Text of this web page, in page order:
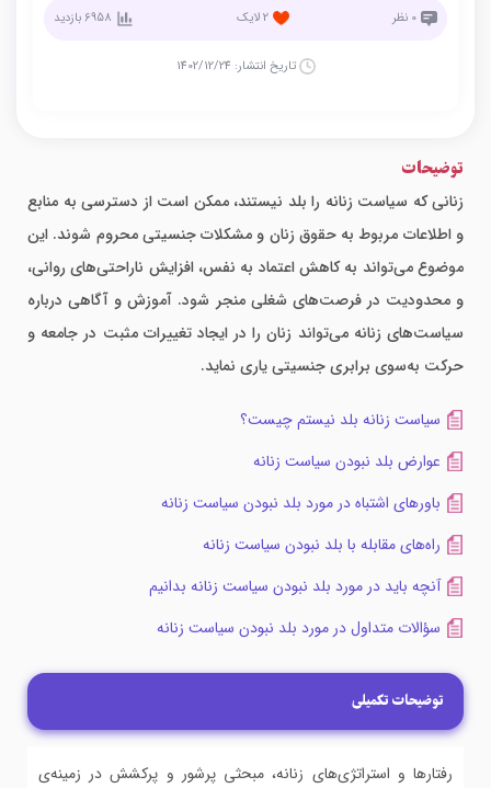
0 نظر 2لایک 6958 بازدید
تاریخ انتشار: 1402/12/24
توضیحات
زنانی که سیاست زنانه را بلد نیستند، ممکن است از دسترسی به منابع
و اطلاعات مربوط به حقوق زنان و مشکلات جنسیتی محروم شوند. این
موضوع می‌تواند به کاهش اعتماد به نفس، افزایش ناراحتی‌های روانی،
و محدودیت در فرصت‌های شغلی منجر شود. آموزش و آگاهی درباره
سیاست‌های زنانه می‌تواند زنان را در ایجاد تغییرات مثبت در جامعه و
حرکت به‌سوی برابری جنسیتی یاری نماید.
سیاست زنانه بلد نیستم چیست؟
عوارض بلد نبودن سیاست زنانه
باورهای اشتباه در مورد بلد نبودن سیاست زنانه
راه‌های مقابله با بلد نبودن سیاست زنانه
آنچه باید در مورد بلد نبودن سیاست زنانه بدانیم
سؤالات متداول در مورد بلد نبودن سیاست زنانه
توضیحات تکمیلی
رفتارها و استراتژی‌های زنانه، مبحثی پرشور و پرکشش در زمینه‌ی